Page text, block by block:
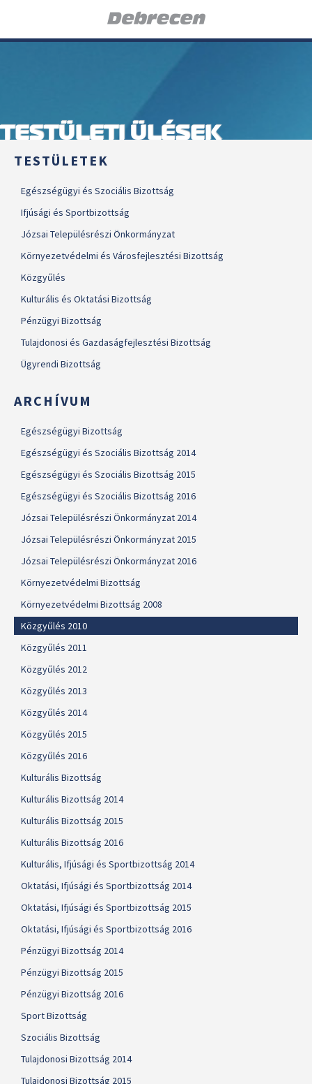
TESTÜLETI ÜLÉSEK
TESTÜLETEK
Egészségügyi és Szociális Bizottság
Ifjúsági és Sportbizottság
Józsai Településrészi Önkormányzat
Környezetvédelmi és Városfejlesztési Bizottság
Közgyűlés
Kulturális és Oktatási Bizottság
Pénzügyi Bizottság
Tulajdonosi és Gazdaságfejlesztési Bizottság
Ügyrendi Bizottság
ARCHÍVUM
Egészségügyi Bizottság
Egészségügyi és Szociális Bizottság 2014
Egészségügyi és Szociális Bizottság 2015
Egészségügyi és Szociális Bizottság 2016
Józsai Településrészi Önkormányzat 2014
Józsai Településrészi Önkormányzat 2015
Józsai Településrészi Önkormányzat 2016
Környezetvédelmi Bizottság
Környezetvédelmi Bizottság 2008
Közgyűlés 2010
Közgyűlés 2011
Közgyűlés 2012
Közgyűlés 2013
Közgyűlés 2014
Közgyűlés 2015
Közgyűlés 2016
Kulturális Bizottság
Kulturális Bizottság 2014
Kulturális Bizottság 2015
Kulturális Bizottság 2016
Kulturális, Ifjúsági és Sportbizottság 2014
Oktatási, Ifjúsági és Sportbizottság 2014
Oktatási, Ifjúsági és Sportbizottság 2015
Oktatási, Ifjúsági és Sportbizottság 2016
Pénzügyi Bizottság 2014
Pénzügyi Bizottság 2015
Pénzügyi Bizottság 2016
Sport Bizottság
Szociális Bizottság
Tulajdonosi Bizottság 2014
Tulajdonosi Bizottság 2015